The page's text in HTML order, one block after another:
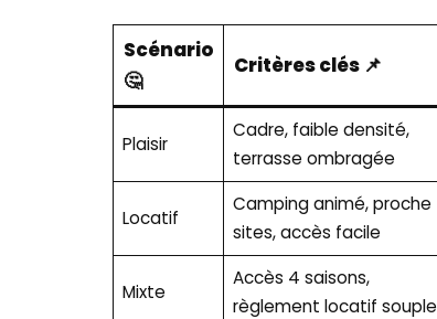
Scénario
🤔
Critères clés 📌
Plaisir
Cadre, faible densité,
terrasse ombragée
Locatif
Camping animé, proche
sites, accès facile
Mixte
Accès 4 saisons,
règlement locatif souple